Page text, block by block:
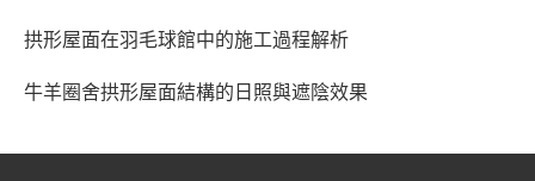
拱形屋面在羽毛球館中的施工過程解析
牛羊圈舍拱形屋面結構的日照與遮陰效果